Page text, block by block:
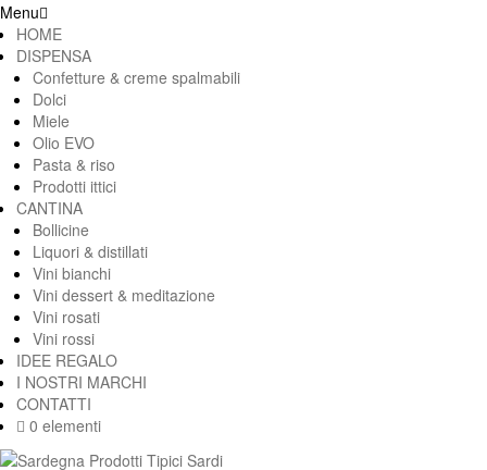
Menu
HOME
DISPENSA
Confetture & creme spalmabili
Dolci
Miele
Olio EVO
Pasta & riso
Prodotti ittici
CANTINA
Bollicine
Liquori & distillati
Vini bianchi
Vini dessert & meditazione
Vini rosati
Vini rossi
IDEE REGALO
I NOSTRI MARCHI
CONTATTI
0 elementi